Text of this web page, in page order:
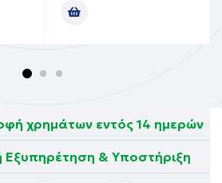
χρημάτων εντός 14 ημερών
Εξυπηρέτηση & Υποστήριξη